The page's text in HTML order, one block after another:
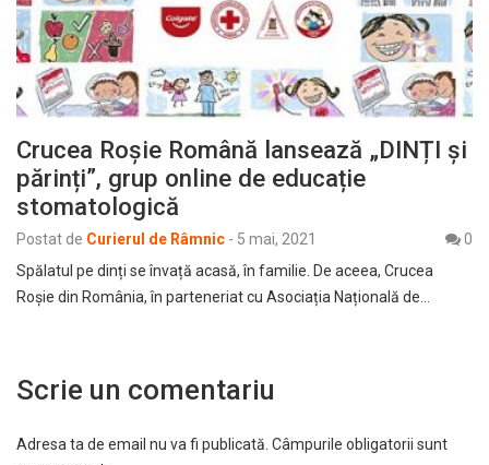
Crucea Roșie Română lansează „DINȚI și
părinți”, grup online de educație
stomatologică
Postat de Curierul de Râmnic - 5 mai, 2021
0
Spălatul pe dinți se învață acasă, în familie. De aceea, Crucea
Roșie din România, în parteneriat cu Asociația Națională de…
Scrie un comentariu
Adresa ta de email nu va fi publicată. Câmpurile obligatorii sunt